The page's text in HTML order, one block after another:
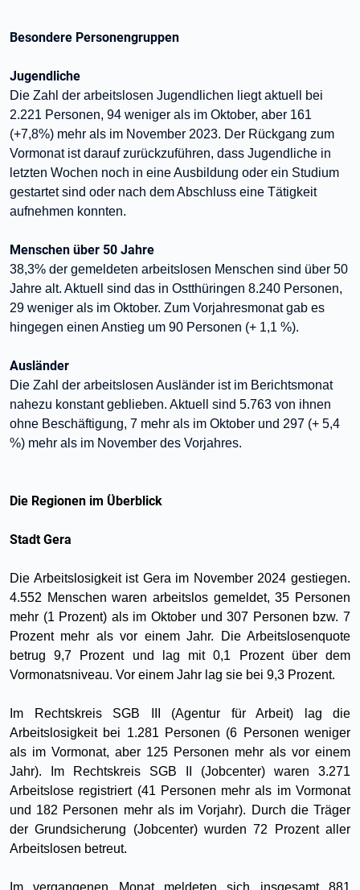
Besondere Personengruppen
Jugendliche
Die Zahl der arbeitslosen Jugendlichen liegt aktuell bei
2.221 Personen, 94 weniger als im Oktober, aber 161
(+7,8%) mehr als im November 2023. Der Rückgang zum
Vormonat ist darauf zurückzuführen, dass Jugendliche in
letzten Wochen noch in eine Ausbildung oder ein Studium
gestartet sind oder nach dem Abschluss eine Tätigkeit
aufnehmen konnten.
Menschen über 50 Jahre
38,3% der gemeldeten arbeitslosen Menschen sind über 50
Jahre alt. Aktuell sind das in Ostthüringen 8.240 Personen,
29 weniger als im Oktober. Zum Vorjahresmonat gab es
hingegen einen Anstieg um 90 Personen (+ 1,1 %).
Ausländer
Die Zahl der arbeitslosen Ausländer ist im Berichtsmonat
nahezu konstant geblieben. Aktuell sind 5.763 von ihnen
ohne Beschäftigung, 7 mehr als im Oktober und 297 (+ 5,4
%) mehr als im November des Vorjahres.
Die Regionen im Überblick
Stadt Gera
Die Arbeitslosigkeit ist Gera im November 2024 gestiegen.
4.552 Menschen waren arbeitslos gemeldet, 35 Personen
mehr (1 Prozent) als im Oktober und 307 Personen bzw. 7
Prozent mehr als vor einem Jahr. Die Arbeitslosenquote
betrug 9,7 Prozent und lag mit 0,1 Prozent über dem
Vormonatsniveau. Vor einem Jahr lag sie bei 9,3 Prozent.
Im Rechtskreis SGB III (Agentur für Arbeit) lag die
Arbeitslosigkeit bei 1.281 Personen (6 Personen weniger
als im Vormonat, aber 125 Personen mehr als vor einem
Jahr). Im Rechtskreis SGB II (Jobcenter) waren 3.271
Arbeitslose registriert (41 Personen mehr als im Vormonat
und 182 Personen mehr als im Vorjahr). Durch die Träger
der Grundsicherung (Jobcenter) wurden 72 Prozent aller
Arbeitslosen betreut.
Im vergangenen Monat meldeten sich insgesamt 881